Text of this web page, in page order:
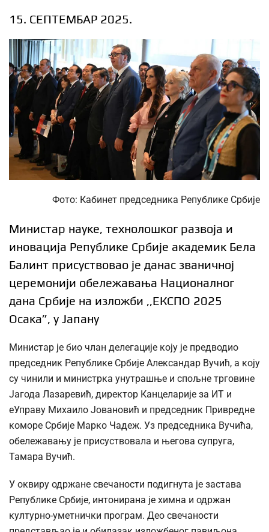
15. СЕПТЕМБАР 2025.
Фото: Кабинет председника Републике Србије
Министар науке, технолошког развоја и
иновација Републике Србије академик Бела
Балинт присуствовао је данас званичној
церемонији обележавања Националног
дана Србије на изложби ,,ЕКСПО 2025
Осака”, у Јапану
Министар је био члан делегације коју је предводио
председник Републике Србије Александар Вучић, а коју
су чинили и министрка унутрашње и спољне трговине
Јагода Лазаревић, директор Канцеларије за ИТ и
еУправу Михаило Јовановић и председник Привредне
коморе Србије Марко Чадеж. Уз председника Вучића,
обележавању је присуствовала и његова супруга,
Тамара Вучић.
У оквиру одржане свечаности подигнута је застава
Републике Србије, интонирана је химна и одржан
културно-уметнички програм. Део свечаности